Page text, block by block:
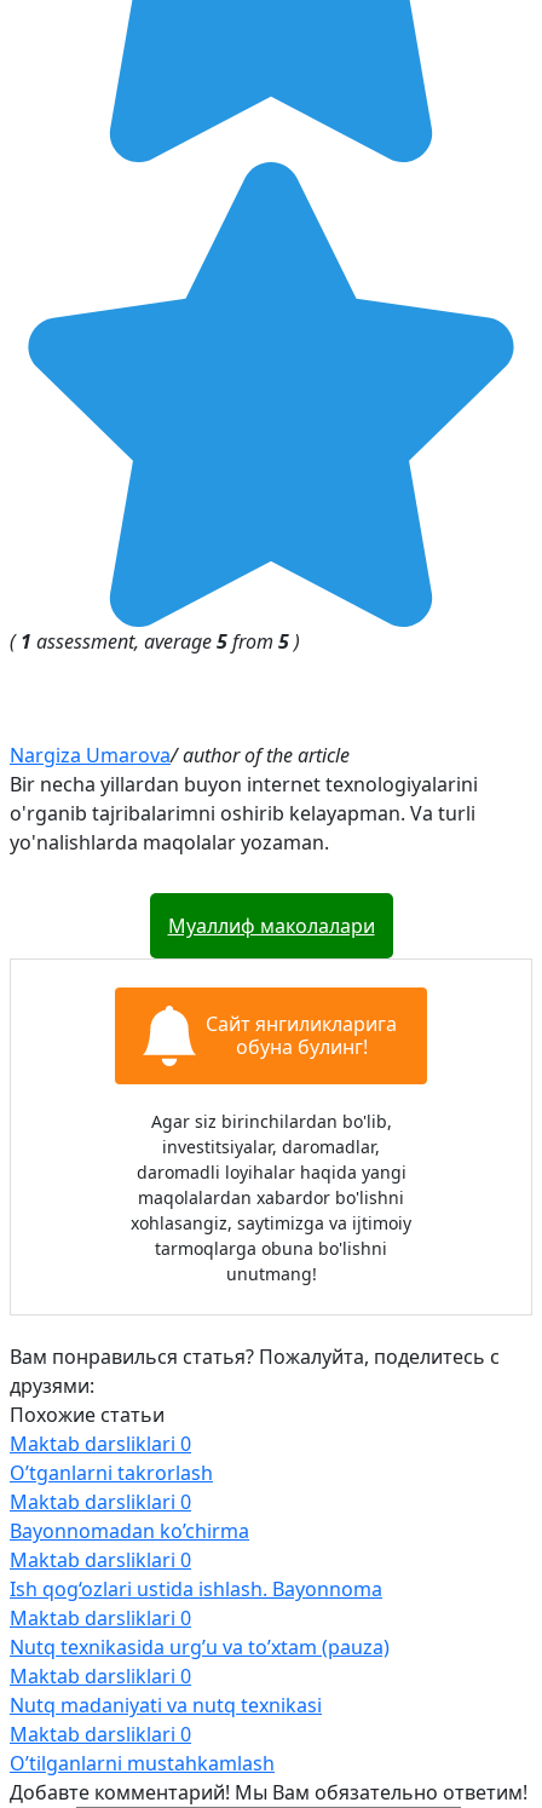
(1 assessment, average5from 5)
Nargiza Umarova/ author of the article
Bir necha yillardan buyon internet texnologiyalarini
o'rganib tajribalarimni oshirib kelayapman. Va turli
yo'nalishlarda maqolalar yozaman.
Муаллиф маколалари
Сайт янгиликларига
обуна булинг!
Agar siz birinchilardan bo'lib,
investitsiyalar, daromadlar,
daromadli loyihalar haqida yangi
maqolalardan xabardor bo'lishni
xohlasangiz, saytimizga va ijtimoiy
tarmoqlarga obuna bo'lishni
unutmang!
Вам понравилься статья? Пожалуйта, поделитесь с
друзями:
Похожие статьи
Maktab darsliklari 0
O’tganlarni takrorlash
Maktab darsliklari 0
Bayonnomadan ko’chirma
Maktab darsliklari 0
Ish qog‘ozlari ustida ishlash. Bayonnoma
Maktab darsliklari 0
Nutq texnikasida urg’u va to’xtam (pauza)
Maktab darsliklari 0
Nutq madaniyati va nutq texnikasi
Maktab darsliklari 0
O’tilganlarni mustahkamlash
Добавте комментарий! Мы Вам обязательно ответим!